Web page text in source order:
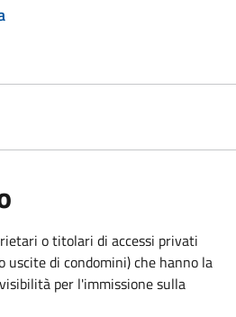
o titolari di accessi privati
uscite di condomini) che hanno la
per l'immissione sulla